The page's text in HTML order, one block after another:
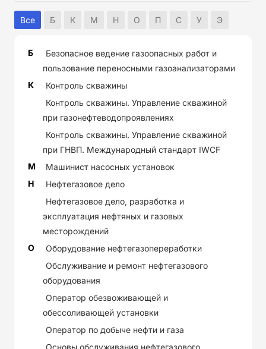
Все Б К М Н О П С У Э
Б
Безопасное ведение газоопасных работ и
пользование переносными газоанализаторами
К
Контроль скважины
Контроль скважины. Управление скважиной
при газонефтеводопроявлениях
Контроль скважины. Управление скважиной
при ГНВП. Международный стандарт IWCF
М
Машинист насосных установок
Н
Нефтегазовое дело
Нефтегазовое дело, разработка и
эксплуатация нефтяных и газовых
месторождений
О
Оборудование нефтегазопереработки
Обслуживание и ремонт нефтегазового
оборудования
Оператор обезвоживающей и
обессоливающей установки
Оператор по добыче нефти и газа
Основы обслуживания нефтегазового